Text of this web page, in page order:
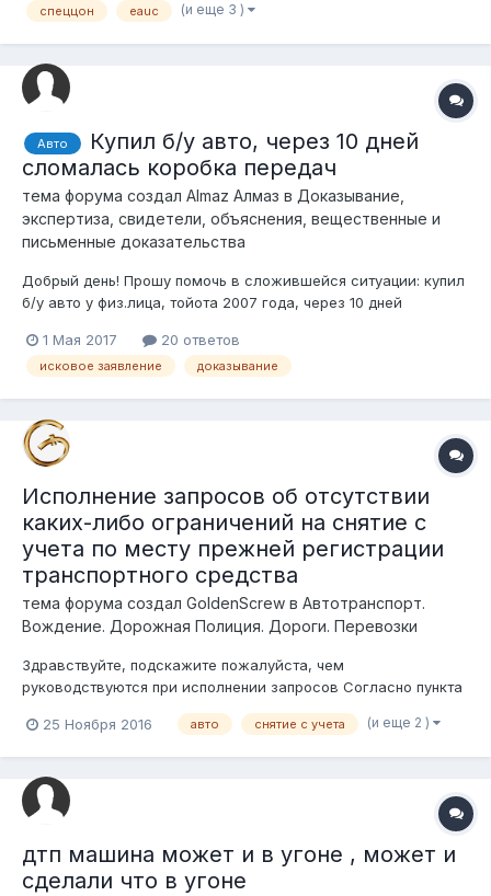
электронного аукциона, купленного через аукцион EAUC,
спеццон eauc (и еще 3 )
Авто
Купил б/у авто, через 10 дней
сломалась коробка передач
тема форума создал Almaz Алмаз в Доказывание,
экспертиза, свидетели, объяснения, вещественные и
письменные доказательства
Добрый день! Прошу помочь в сложившейся ситуации: купил
б/у авто у физ.лица, тойота 2007 года, через 10 дней
о возмещении стоимости ремонта авто. При этом при
покупке авто оформлялся через ГАИ, т.е без заключения
1 Мая 2017 20 ответов
исковое заявление доказывание
Исполнение запросов об отсутствии
каких-либо ограничений на снятие с
учета по месту прежней регистрации
транспортного средства
тема форума создал GoldenScrew в Автотранспорт.
Вождение. Дорожная Полиция. Дороги. Перевозки
Здравствуйте, подскажите пожалуйста, чем
руководствуются при исполнении запросов Согласно пункта
видов транспортных средств по идентификационному номеру
12.04.2016 г.) Где регл...
25 Ноября 2016 авто снятие с учета (и еще 2 )
дтп машина может и в угоне , может и
сделали что в угоне